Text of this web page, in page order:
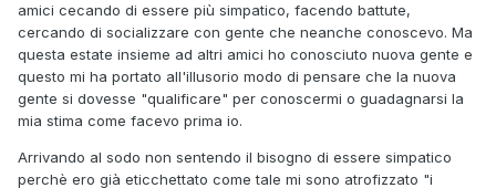
amici cecando di essere più simpatico, facendo battute,
cercando di socializzare con gente che neanche conoscevo. Ma
questa estate insieme ad altri amici ho conosciuto nuova gente e
questo mi ha portato all'illusorio modo di pensare che la nuova
gente si dovesse "qualificare" per conoscermi o guadagnarsi la
mia stima come facevo prima io.
Arrivando al sodo non sentendo il bisogno di essere simpatico
perchè ero già eticchettato come tale mi sono atrofizzato "i